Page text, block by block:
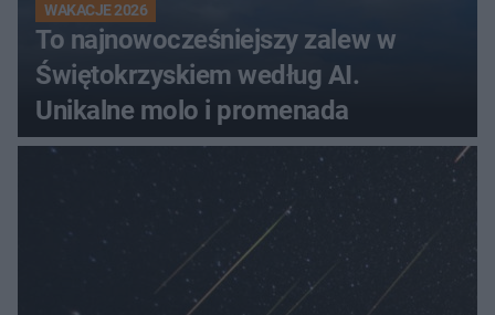
WAKACJE 2026
To najnowocześniejszy zalew w
Świętokrzyskiem według AI.
Unikalne molo i promenada